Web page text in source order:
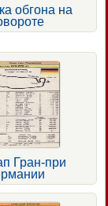
обгона на
Гран-при